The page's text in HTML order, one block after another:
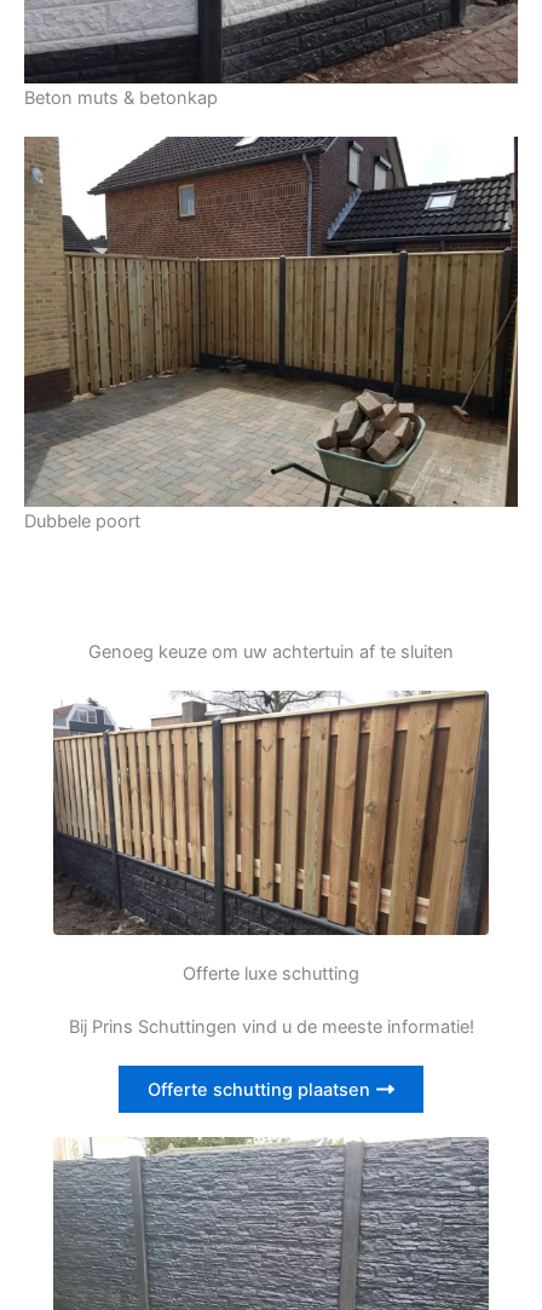
Beton muts & betonkap
Dubbele poort
Genoeg keuze om uw achtertuin af te sluiten
Offerte luxe schutting
Bij Prins Schuttingen vind u de meeste informatie!
Offerte schutting plaatsen